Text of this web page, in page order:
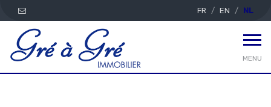
FR EN NL
MENU